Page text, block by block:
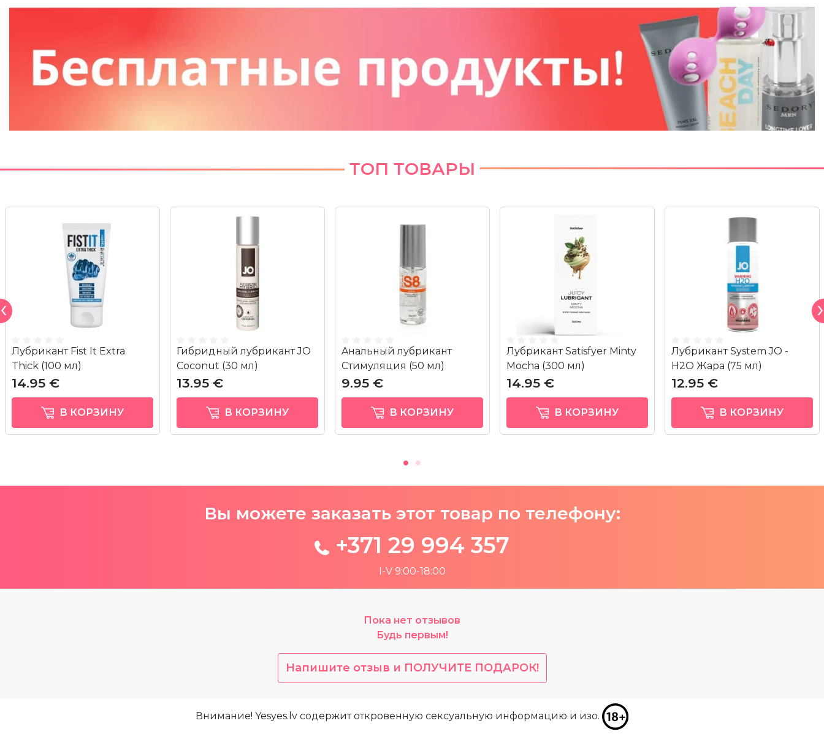
ТОП ТОВАРЫ
Лубрикант Fist It Extra
Thick (100 мл)
14.95 €
В КОРЗИНУ
Гибридный лубрикант JO
Coconut (30 мл)
13.95 €
В КОРЗИНУ
Aнальный лубрикант
Стимуляция (50 мл)
9.95 €
В КОРЗИНУ
Лубрикант Satisfyer Minty
Mocha (300 мл)
14.95 €
В КОРЗИНУ
Лубрикант System JO -
H2O Жара (75 мл)
12.95 €
В КОРЗИНУ
Вы можете заказать этот товар по телефону:
+371 29 994 357
I-V 9:00-18:00
Пока нет отзывов
Будь первым!
Напишите отзыв и ПОЛУЧИТЕ ПОДАРОК!
Внимание! Yesyes.lv содержит откровенную сексуальную информацию и изо.